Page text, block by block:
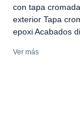
con tapa
exterior Tapa
epoxi Acabados
Ver más